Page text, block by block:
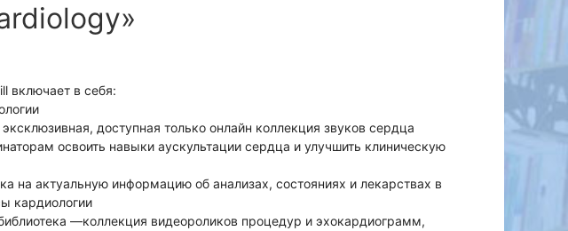
включает в себя:
доступная только онлайн коллекция звуков сердца
освоить навыки аускультации сердца и улучшить клиническую
на актуальную информацию об анализах, состояниях и лекарствах в
кардиологии
—коллекция видеороликов процедур и эхокардиограмм,